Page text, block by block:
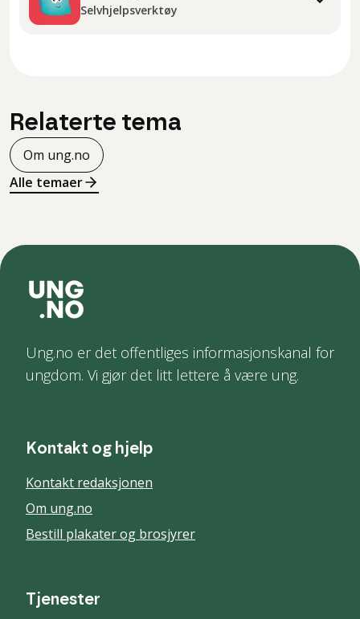
Selvhjelpsverktøy
Relaterte tema
Om ung.no
Alle temaer
Ung.no er det offentliges informasjonskanal for
ungdom. Vi gjør det litt lettere å være ung.
Kontakt og hjelp
Kontakt redaksjonen
Om ung.no
Bestill plakater og brosjyrer
Tjenester